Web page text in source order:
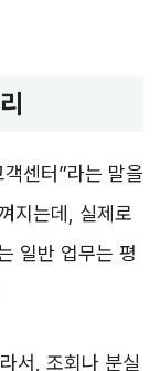
센터”라는 말을
지는데, 실제로
일반 업무는 평
서, 조회나 분실